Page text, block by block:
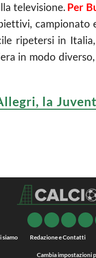
televisione. Per
campionato
ripetersi in
in modo
la
siamo Redazione e Contatti
Cambia impostazioni